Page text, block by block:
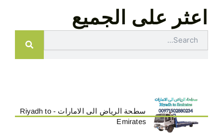
اعثر على الجميع
سطحة الرياض الى الامارات - Riyadh to
Emirates